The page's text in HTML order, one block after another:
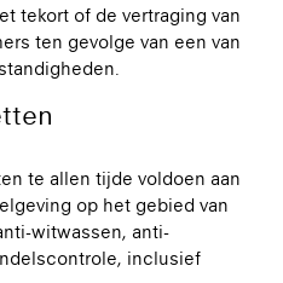
tekort of de vertraging van
ten gevolge van een van
te allen tijde voldoen aan
op het gebied van
witwassen, anti-
inclusief